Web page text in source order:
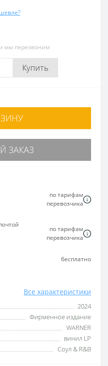
мы перезвоним
Купить
Все характеристики
2024
Фирменное издание
WARNER
винил LP
Соул & R&B
ЗАКАЗ
по тарифам
перевозчика
по тарифам
перевозчика
бесплатно